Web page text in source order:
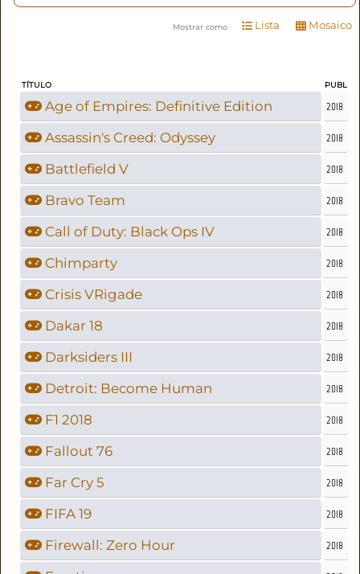
Mostrar como Lista Mosaico
TÍTULO PUBL
Age of Empires: Definitive Edition 2018
Assassin's Creed: Odyssey 2018
Battlefield V 2018
Bravo Team 2018
Call of Duty: Black Ops IV 2018
Chimparty 2018
Crisis VRigade 2018
Dakar 18 2018
Darksiders III 2018
Detroit: Become Human 2018
F1 2018 2018
Fallout 76 2018
Far Cry 5 2018
FIFA 19 2018
Firewall: Zero Hour 2018